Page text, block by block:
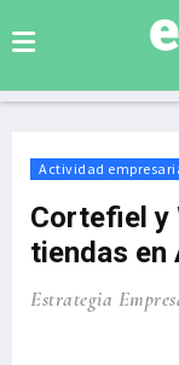
Actividad
Cortefiel y
tiendas en
Estrategia